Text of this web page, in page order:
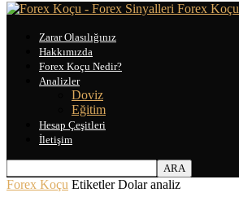
Forex Koçu
Zarar Olasılığınız
Hakkımızda
Forex Koçu Nedir?
Analizler
Doviz
Eğitim
Hesap Çeşitleri
İletişim
Forex Koçu Etiketler Dolar analiz